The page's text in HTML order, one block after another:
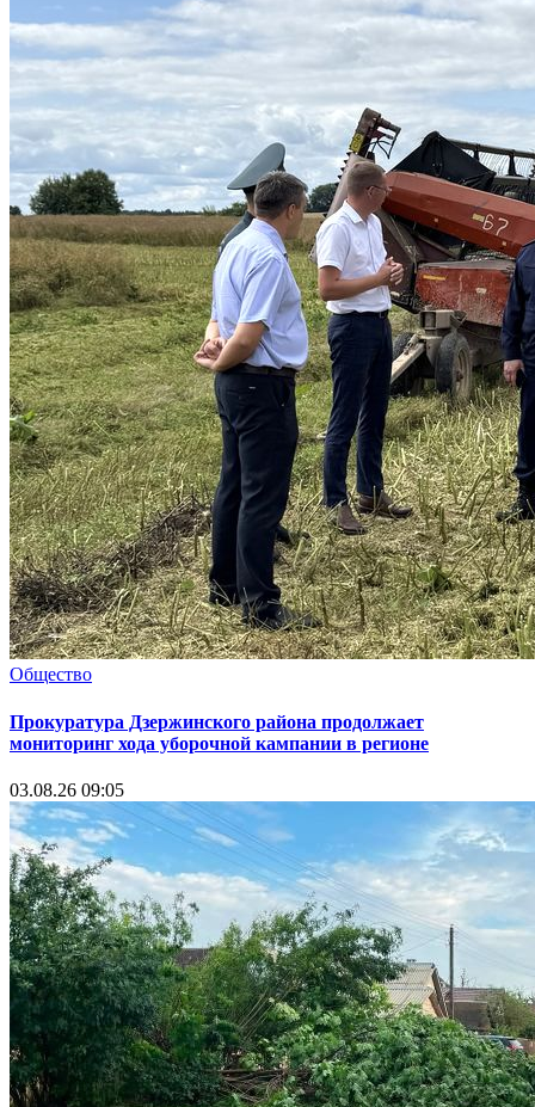
Общество
Прокуратура Дзержинского района продолжает
мониторинг хода уборочной кампании в регионе
03.08.26 09:05